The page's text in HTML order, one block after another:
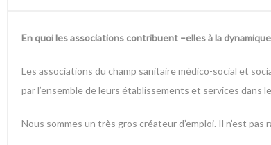
En quoi les associations contribuent –elles à la
Les associations du champ sanitaire médico-social et
par l’ensemble de leurs établissements et services dans
Nous sommes un très gros créateur d’emploi. Il n’est